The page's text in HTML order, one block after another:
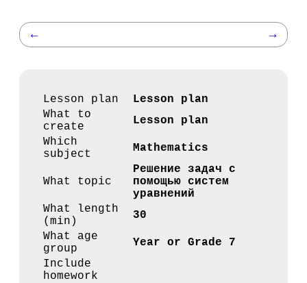
← →
Lesson plan
Lesson plan
What to
create
Lesson plan
Which
subject
Mathematics
What topic
Решение задач с
помощью систем
уравнений
What length
(min)
30
What age
group
Year or Grade 7
Include
homework